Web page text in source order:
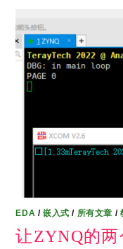
EDA /嵌入式 / 所有文章 /
让ZYNQ的